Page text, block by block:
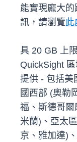
能實現龐大
訊，請瀏覽此
具 20 GB 上
QuickSight
提供 - 包括美
國西部 (奧勒
福、斯德哥爾
米蘭)、亞太
京、雅加達)